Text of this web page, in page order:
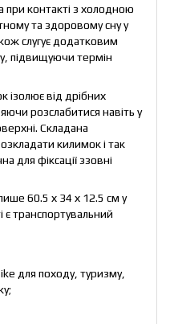
при контакті з холодною
та здоровому сну у
слугує додатковим
підвищуючи термін
ізолює від дрібних
розслабитися навіть у
Складана
килимок і так
для фіксації ззовні
60.5 х 34 х 12.5 см у
є транспортувальний
для походу, туризму,